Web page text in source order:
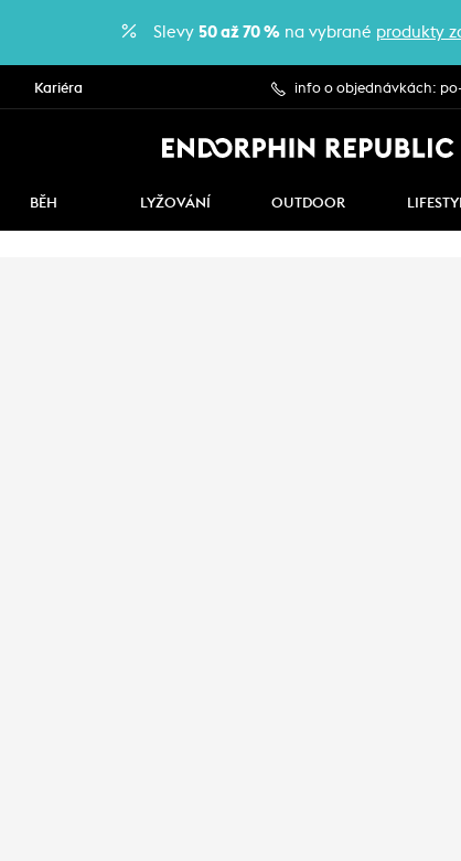
Slevy 50 až 70 % na vybrané produkty
Kariéra info o objednávkách:
BĚH LYŽOVÁNÍ OUTDOOR